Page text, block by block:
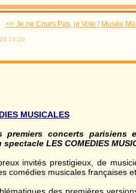
<< Je ne Cours Pas, je Vole ! Musée
14:10
MUSICALES
premiers concerts parisiens
LES COMEDIES
invités prestigieux, de
comédies musicales françaises